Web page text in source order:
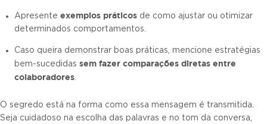
Apresente exemplos práticos de como ajustar ou otimizar
determinados comportamentos.
Caso queira demonstrar boas práticas, mencione estratégias
bem-sucedidas sem fazer comparações diretas entre
colaboradores
O segredo está na forma como essa mensagem é transmitida.
Seja cuidadoso na escolha das palavras e no tom da conversa,